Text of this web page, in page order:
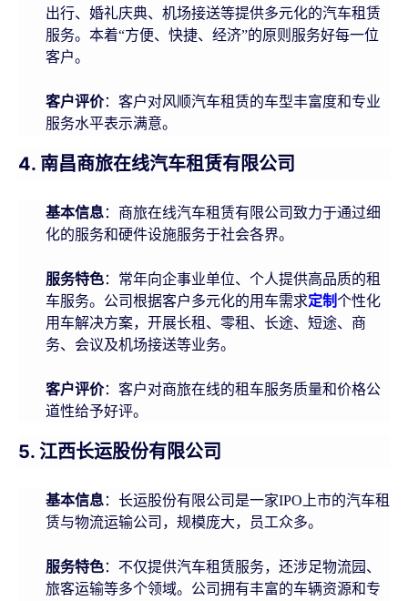
出行、婚礼庆典、机场接送等提供多元化的汽车租赁
服务。本着“方便、快捷、经济”的原则服务好每一位
客户。
客户评价：客户对风顺汽车租赁的车型丰富度和专业
服务水平表示满意。
4. 南昌商旅在线汽车租赁有限公司
基本信息：商旅在线汽车租赁有限公司致力于通过细
化的服务和硬件设施服务于社会各界。
服务特色：常年向企事业单位、个人提供高品质的租
车服务。公司根据客户多元化的用车需求定制个性化
用车解决方案，开展长租、零租、长途、短途、商
务、会议及机场接送等业务。
客户评价：客户对商旅在线的租车服务质量和价格公
道性给予好评。
5. 江西长运股份有限公司
基本信息：长运股份有限公司是一家IPO上市的汽车租
赁与物流运输公司，规模庞大，员工众多。
服务特色：不仅提供汽车租赁服务，还涉足物流园、
旅客运输等多个领域。公司拥有丰富的车辆资源和专